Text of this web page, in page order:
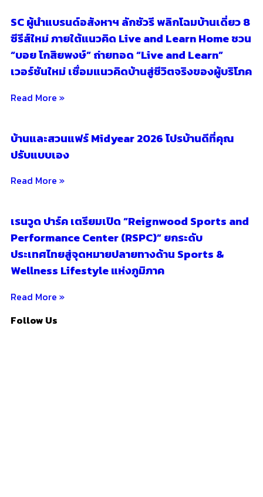
SC ผู้นำแบรนด์อสังหาฯ ลักชัวรี พลิกโฉมบ้านเดี่ยว 8
ซีรีส์ใหม่ ภายใต้แนวคิด Live and Learn Home ชวน
“บอย โกสิยพงษ์” ถ่ายทอด “Live and Learn”
เวอร์ชันใหม่ เชื่อมแนวคิดบ้านสู่ชีวิตจริงของผู้บริโภค
Read More »
บ้านและสวนแฟร์ Midyear 2026 โปรบ้านดีที่คุณ
ปรับแบบเอง
Read More »
เรนวูด ปาร์ค เตรียมเปิด “Reignwood Sports and
Performance Center (RSPC)” ยกระดับ
ประเทศไทยสู่จุดหมายปลายทางด้าน Sports &
Wellness Lifestyle แห่งภูมิภาค
Read More »
Follow Us